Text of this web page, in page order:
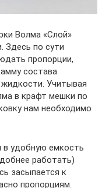
Волма «Слой»
Здесь по сути
пропорции,
состава
Учитывая
в крафт мешки по
нам необходимо
в удобную емкость
работать)
засыпается к
пропорциям.